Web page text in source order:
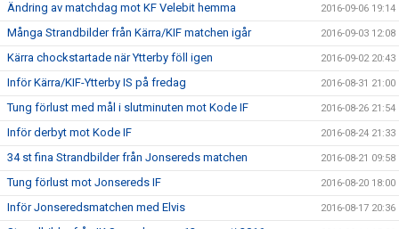
Ändring av matchdag mot KF Velebit hemma 2016-09-06 19:14
Många Strandbilder från Kärra/KIF matchen igår 2016-09-03 12:08
Kärra chockstartade när Ytterby föll igen 2016-09-02 20:43
Inför Kärra/KIF-Ytterby IS på fredag 2016-08-31 21:00
Tung förlust med mål i slutminuten mot Kode IF 2016-08-26 21:54
Inför derbyt mot Kode IF 2016-08-24 21:33
34 st fina Strandbilder från Jonsereds matchen 2016-08-21 09:58
Tung förlust mot Jonsereds IF 2016-08-20 18:00
Inför Jonseredsmatchen med Elvis 2016-08-17 20:36